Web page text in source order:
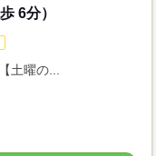
6分）
土曜の...